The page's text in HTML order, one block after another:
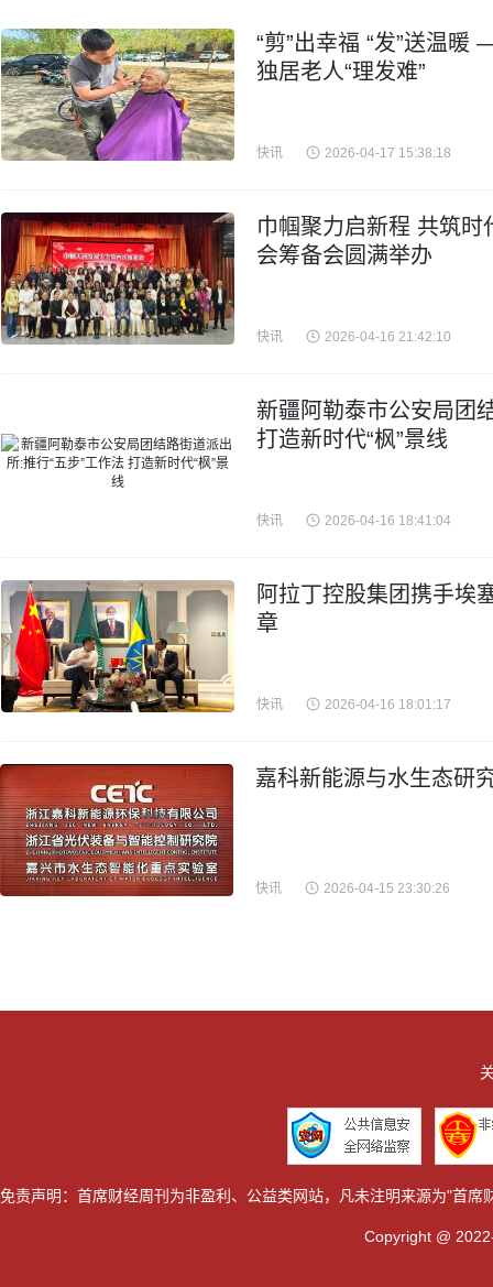
“剪”出幸福 “发”送温
独居老人“理发难”
快讯 2026-04-17 15:38:18
巾帼聚力启新程 共筑
会筹备会圆满举办
快讯 2026-04-16 21:42:10
新疆阿勒泰市公安局团
打造新时代“枫”景线
快讯 2026-04-16 18:41:04
阿拉丁控股集团携手埃
章
快讯 2026-04-16 18:01:17
嘉科新能源与水生态研
快讯 2026-04-15 23:30:26
免责声明：首席财经周刊为非盈利、公益类网站，凡未注明来源为"首
Copyright @